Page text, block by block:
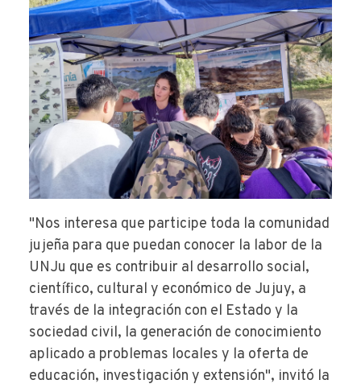
"Nos interesa que participe toda la comunidad
jujeña para que puedan conocer la labor de la
UNJu que es contribuir al desarrollo social,
científico, cultural y económico de Jujuy, a
través de la integración con el Estado y la
sociedad civil, la generación de conocimiento
aplicado a problemas locales y la oferta de
educación, investigación y extensión", invitó la